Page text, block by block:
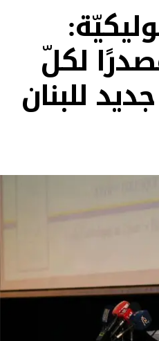
لاون الرابع عشر
يسوده السلام والأخوّة
على أن يعيش علاقاته مع الآخرين على
وخدمة
لكلّ
للبنان